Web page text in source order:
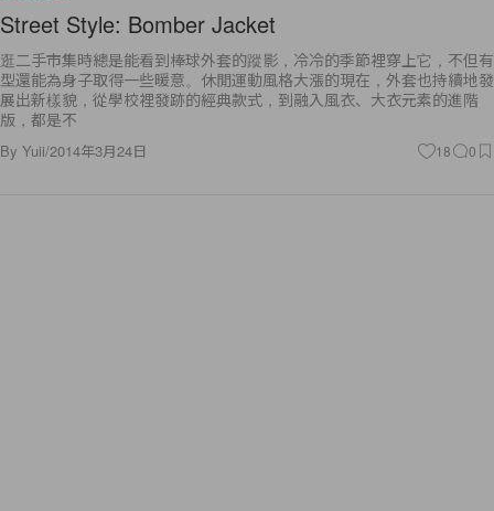
Street Style: Bomber Jacket
逛二手市集時總是能看到棒球外套的蹤影，冷冷的季節裡穿上它，不但有
型還能為身子取得一些暖意。休閒運動風格大漲的現在，外套也持續地發
展出新樣貌，從學校裡發跡的經典款式，到融入風衣、大衣元素的進階
版，都是不
By Yuii/2014年3月24日 18 0